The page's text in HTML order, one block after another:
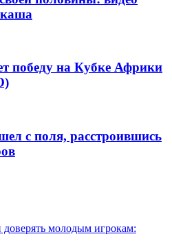
победу на Кубке Африки
с поля, расстроившись